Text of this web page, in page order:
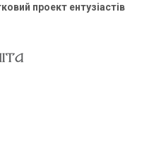
проект ентузіастів